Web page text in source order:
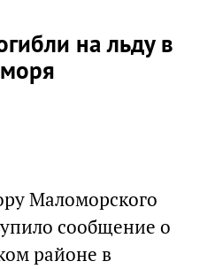
на льду в
Маломорского
сообщение о
районе в